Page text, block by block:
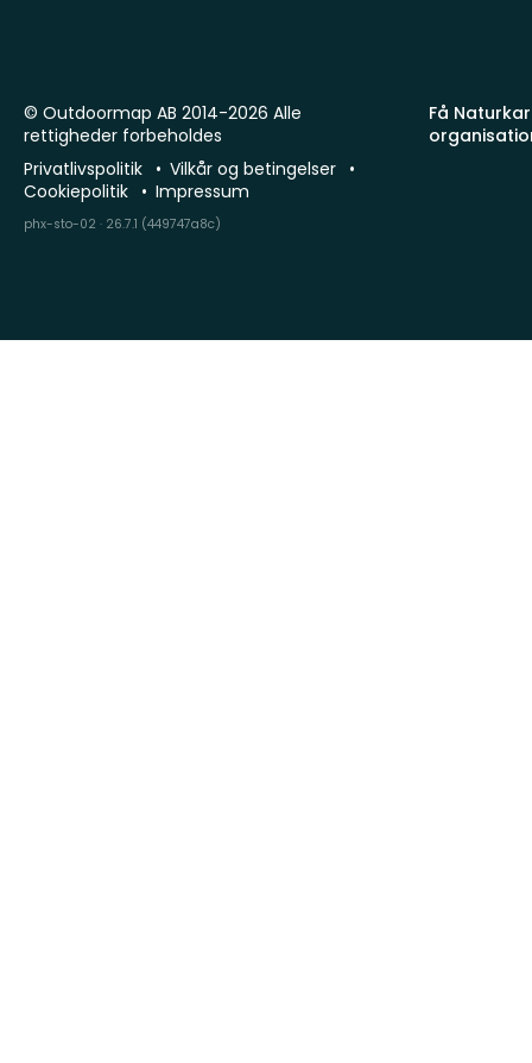
Få
© Outdoormap AB 2014-2026 Alle
rettigheder forbeholdes
Privatlivspolitik
Vilkår og betingelser
Cookiepolitik
Impressum
phx-sto-02 · 26.7.1 (449747a8c)